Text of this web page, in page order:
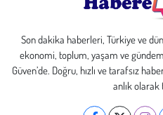
Son dakika haberleri, Türkiye ve
ekonomi, toplum, yaşam ve
Güven’de. Doğru, hızlı ve tarafsız
anlık olarak